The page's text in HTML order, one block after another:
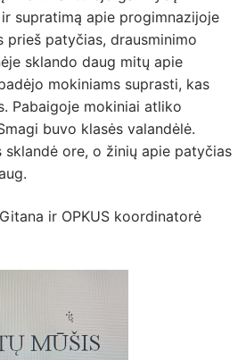
supratimą apie progimnazijoje
prieš patyčias, drausminimo
sklando daug mitų apie
mokiniams suprasti, kas
Pabaigoje mokiniai atliko
buvo klasės valandėlė.
sklandė ore, o žinių apie patyčias
ir OPKUS koordinatorė